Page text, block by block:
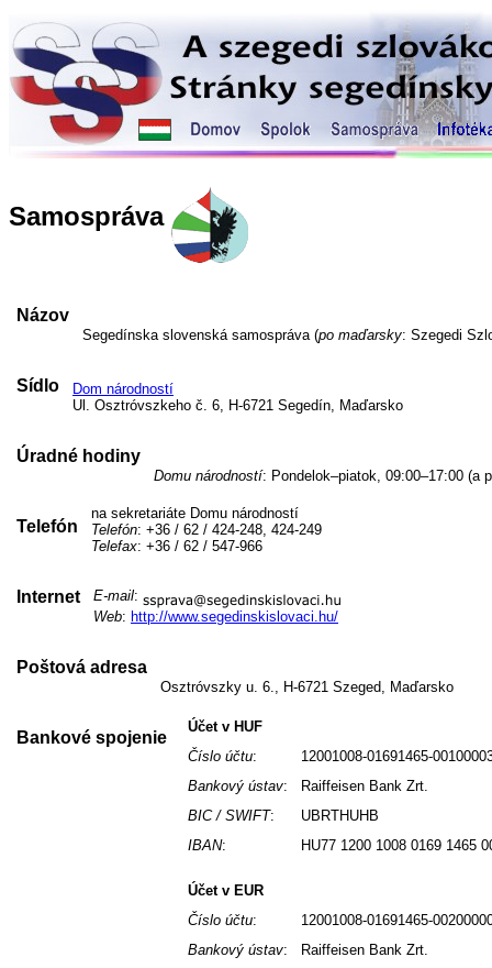
Samospráva
Názov
Segedínska slovenská samospráva (po maďarsky: Szegedi
Sídlo
Dom národností
Ul. Osztróvszkeho č. 6, H-6721 Segedín, Maďarsko
Úradné hodiny
Domu národností: Pondelok–piatok, 09:00–17:00 (a
Telefón
na sekretariáte Domu národností
Telefón: +36 / 62 / 424-248, 424-249
Telefax: +36 / 62 / 547-966
Internet E-mail:
Web: http://www.segedinskislovaci.hu/
Poštová adresa
Osztróvszky u. 6., H-6721 Szeged, Maďarsko
Bankové spojenie
Účet v HUF
Číslo účtu:
12001008-01691465-
Bankový ústav:
Raiffeisen Bank Zrt.
BIC / SWIFT:
UBRTHUHB
IBAN: HU77 1200 1008 0169 1465
Účet v EUR
Číslo účtu:
12001008-01691465-
Bankový ústav:
Raiffeisen Bank Zrt.